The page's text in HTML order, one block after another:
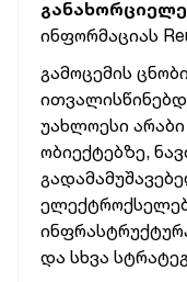
ინფორმაციას
გამოცემის
უახლოესი
ობიექტებზე,
და სხვა